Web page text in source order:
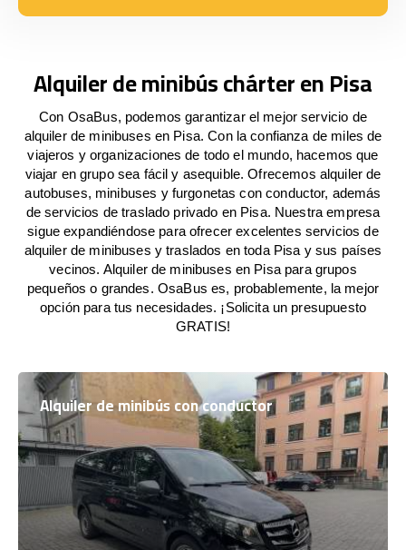
Alquiler de minibús chárter en Pisa
Con OsaBus, podemos garantizar el mejor servicio de
alquiler de minibuses en Pisa. Con la confianza de miles de
viajeros y organizaciones de todo el mundo, hacemos que
viajar en grupo sea fácil y asequible. Ofrecemos alquiler de
autobuses, minibuses y furgonetas con conductor, además
de servicios de traslado privado en Pisa. Nuestra empresa
sigue expandiéndose para ofrecer excelentes servicios de
alquiler de minibuses y traslados en toda Pisa y sus países
vecinos. Alquiler de minibuses en Pisa para grupos
pequeños o grandes. OsaBus es, probablemente, la mejor
opción para tus necesidades. ¡Solicita un presupuesto
GRATIS!
Alquiler de minibús con conductor